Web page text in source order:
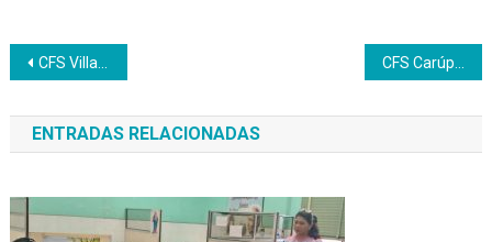
Navegación
de
entradas
CFS Villa de Cura certifica saberes para el emprendimiento productivo de las mujeres aragüeñas
ENTRADAS RELACIONADAS